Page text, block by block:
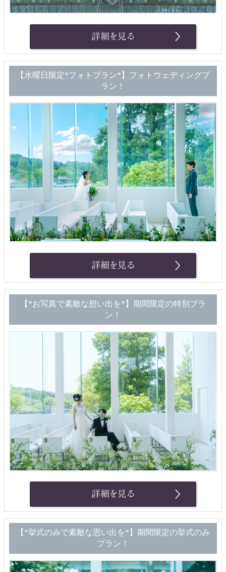
【水曜日限定*フォトプラン*】フォトウェディングプ
ラン！
【*お写真で素敵な想い出を*】期間限定の特別プラ
ン！
【*挙式のみで素敵な思い出を*】期間限定の挙式のみ
プラン！